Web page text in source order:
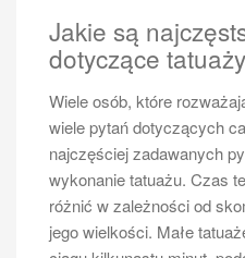
Jakie są
dotyczące
Wiele osób, które
wiele pytań dotyczących
najczęściej zadawanych
wykonanie tatuażu. Czas
różnić w zależności od
jego wielkości. Małe